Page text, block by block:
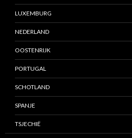
LUXEMBURG
NEDERLAND
OOSTENRIJK
PORTUGAL
SCHOTLAND
SPANJE
TSJECHIË